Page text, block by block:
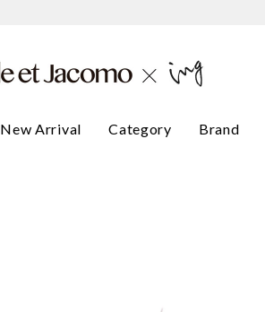
New Arrival Category Brand